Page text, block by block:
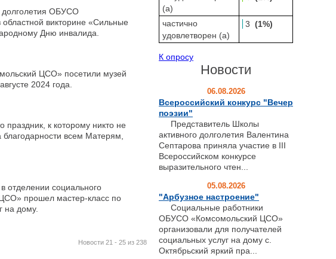
долголетия ОБУСО
викторине «Сильные
Дню инвалида.
ЦСО» посетили музей
2024 года.
к которому никто не
благодарности всем Матерям,
отделении социального
прошел мастер-класс по
на дому.
Новости 21 - 25 из 238
(а)
частично
удовлетворен (а)
3 (1%)
К опросу
Новости
06.08.2026
Всероссийский конкурс "Вечер
поэзии"
Представитель Школы
активного долголетия Валентина
Септарова приняла участие в III
Всероссийском конкурсе
выразительного чтен...
05.08.2026
"Арбузное настроение"
Социальные работники
ОБУСО «Комсомольский ЦСО»
организовали для получателей
социальных услуг на дому с.
Октябрьский яркий пра...